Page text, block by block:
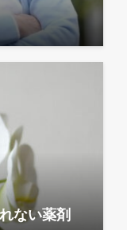
ない薬剤